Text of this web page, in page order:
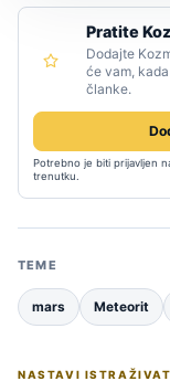
Pratite
Dodajte
će vam,
članke.
Potrebno je biti prijavljen
trenutku.
TEME
mars Meteorit
NASTAVI